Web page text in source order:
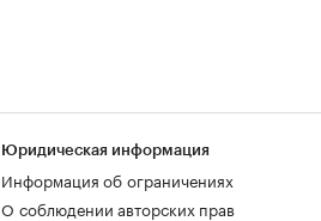
Юридическая информация
Информация об ограничениях
О соблюдении авторских прав